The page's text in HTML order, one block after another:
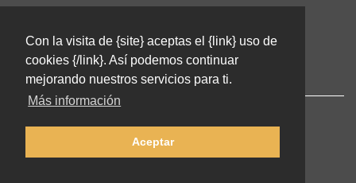
Con la visita de {site} aceptas el {link} uso de
cookies {/link}. Así podemos continuar
mejorando nuestros servicios para ti.
Más información
Aceptar
Contáctenos
© 2002-2026 lernu.net |Impressum